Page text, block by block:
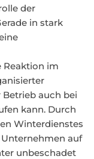
der
in stark
Reaktion im
auch bei
kann. Durch
Winterdienstes
auf
unbeschadet